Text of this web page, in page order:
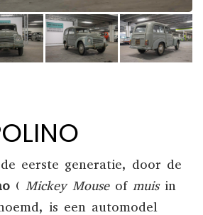
eerste generatie, door de
( Mickey Mouseof muisin
is een automodel